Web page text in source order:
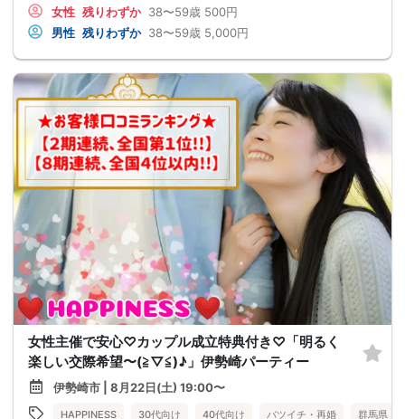
女性 残りわずか 38〜59歳 500円
男性 残りわずか 38〜59歳 5,000円
女性主催で安心♡カップル成立特典付き♡「明るく
楽しい交際希望〜(≧▽≦)♪」伊勢崎パーティー
伊勢崎市 | 8月22日(土) 19:00〜
HAPPINESS 30代向け 40代向け バツイチ・再婚 群馬県